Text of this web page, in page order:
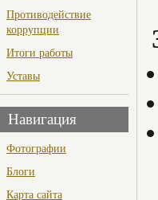
Противодействие
коррупции
Итоги работы
Уставы
Навигация
Фотографии
Блоги
Карта сайта